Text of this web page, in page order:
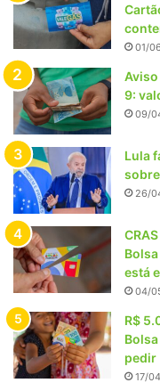
01/
Aviso
9:
09/
Lula
26/
está
04/
R$
pedir
17/